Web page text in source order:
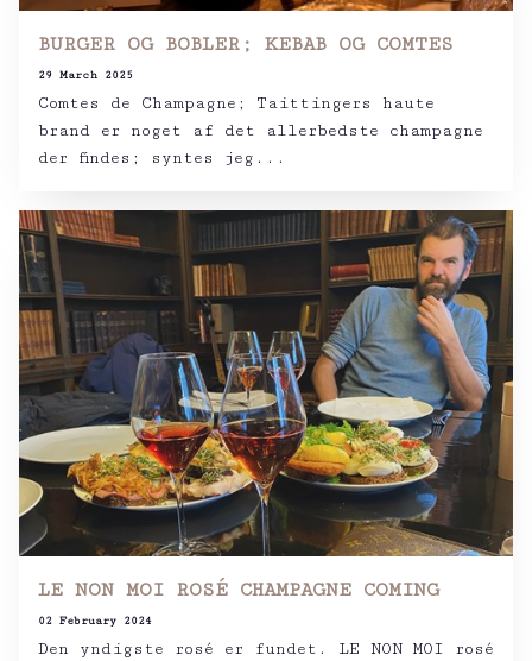
BURGER OG BOBLER; KEBAB OG COMTES
29 March 2025
Comtes de Champagne; Taittingers haute
brand er noget af det allerbedste champagne
der findes; syntes jeg...
LE NON MOI ROSÉ CHAMPAGNE COMING
02 February 2024
Den yndigste rosé er fundet. LE NON MOI rosé